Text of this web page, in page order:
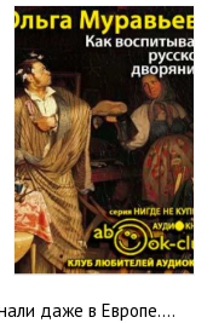
даже в Европе....